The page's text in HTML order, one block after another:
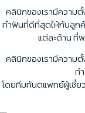
คลินิกของเรามีความ
ทำฟันที่ดีที่สุดให้กับลูก
แต่ละด้าน ที่
คลินิกของเรามีความ
ท
โดยทีมทันตแพทย์ผู้เชี่ย